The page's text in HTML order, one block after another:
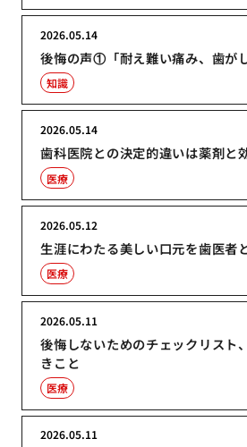
後悔の声①「耐え難い痛み、歯が
2026.05.14
知識
歯科医院との決定的違いは薬剤と
2026.05.14
医療
生涯にわたる美しい口元を歯医者
2026.05.12
医療
後悔しないためのチェックリスト
きこと
2026.05.11
医療
2026.05.11